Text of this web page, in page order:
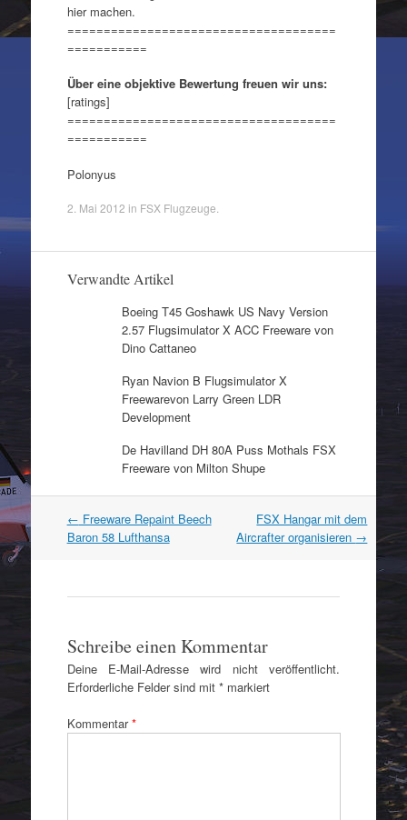
hier machen.
=====================================
===========
Über eine objektive Bewertung freuen wir uns:
[ratings]
=====================================
===========
Polonyus
2. Mai 2012 in FSX Flugzeuge
Verwandte Artikel
Boeing T45 Goshawk US Navy Version
2.57 Flugsimulator X ACC Freeware von
Dino Cattaneo
Ryan Navion B Flugsimulator X
Freewarevon Larry Green LDR
Development
De Havilland DH 80A Puss Mothals FSX
Freeware von Milton Shupe
Artikel
Navigation
← Freeware Repaint Beech
Baron 58 Lufthansa
FSX Hangar mit dem
Aircrafter organisieren →
Schreibe einen Kommentar
Deine E-Mail-Adresse wird nicht veröffentlicht.
Erforderliche Felder sind mit *markiert
Kommentar*